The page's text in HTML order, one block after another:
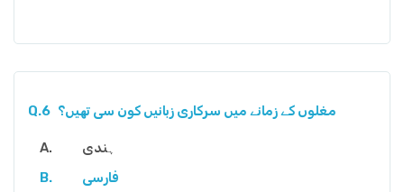
Q.6 مغلوں کے زمانے میں سرکاری زبانیں کون سی تھیں؟
ہندی
فارسی